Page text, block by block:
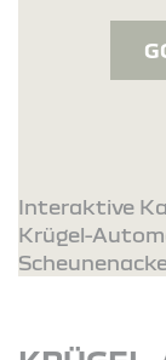
Interaktive
Krügel-